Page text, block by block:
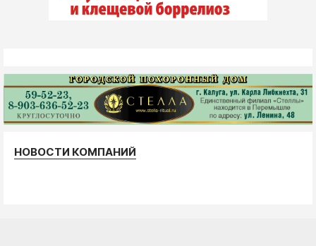
НОВОСТИ КОМПАНИЙ